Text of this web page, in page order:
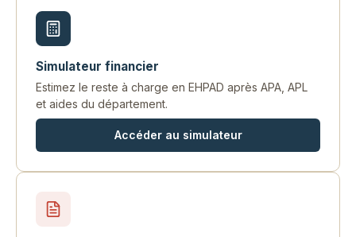
Simulateur financier
Estimez le reste à charge en EHPAD après APA, APL
et aides du département.
Accéder au simulateur